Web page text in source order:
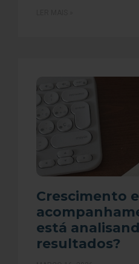
Crescimento
está
resultados?